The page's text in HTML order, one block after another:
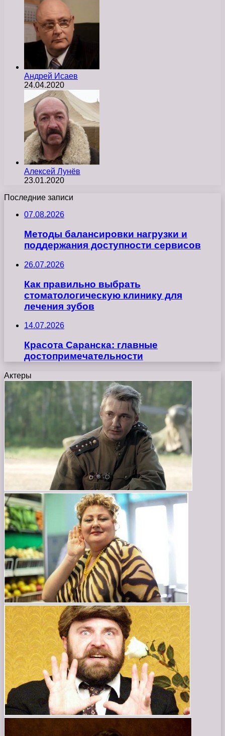
Андрей Исаев
24.04.2020
Алексей Лунёв
23.01.2020
Последние записи
07.08.2026
Методы балансировки нагрузки и
поддержания доступности сервисов
26.07.2026
Как правильно выбрать
стоматологическую клинику для
лечения зубов
14.07.2026
Красота Саранска: главные
достопримечательности
Актеры